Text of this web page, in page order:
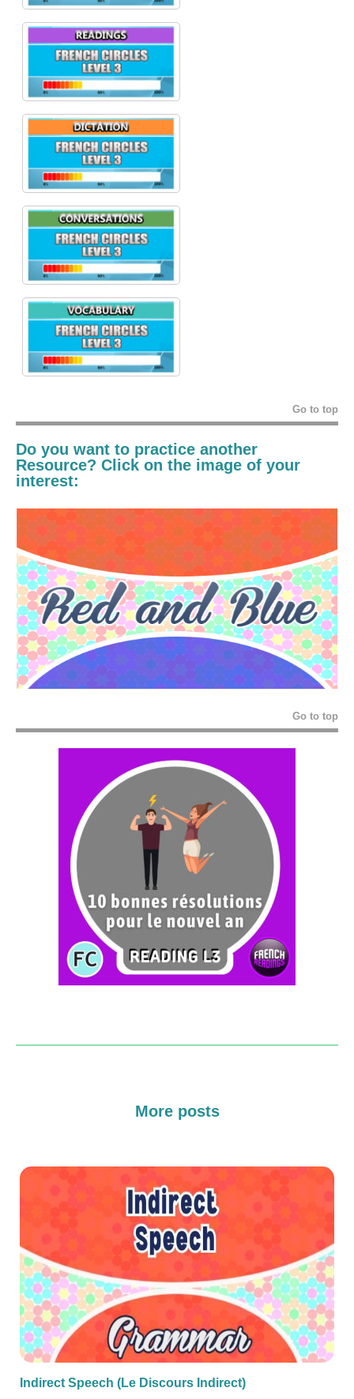
Go to top
Do you want to practice another
Resource? Click on the image of your
interest:
Go to top
More posts
Indirect Speech (Le Discours Indirect)